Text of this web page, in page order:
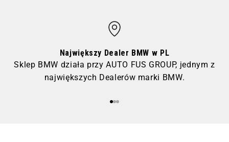
Największy Dealer BMW w PL
Sklep BMW działa przy AUTO FUS GROUP, jednym z
największych Dealerów marki BMW.